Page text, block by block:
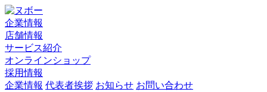
企業情報
店舗情報
サービス紹介
オンラインショップ
採用情報
企業情報 代表者挨拶 お知らせ お問い合わせ